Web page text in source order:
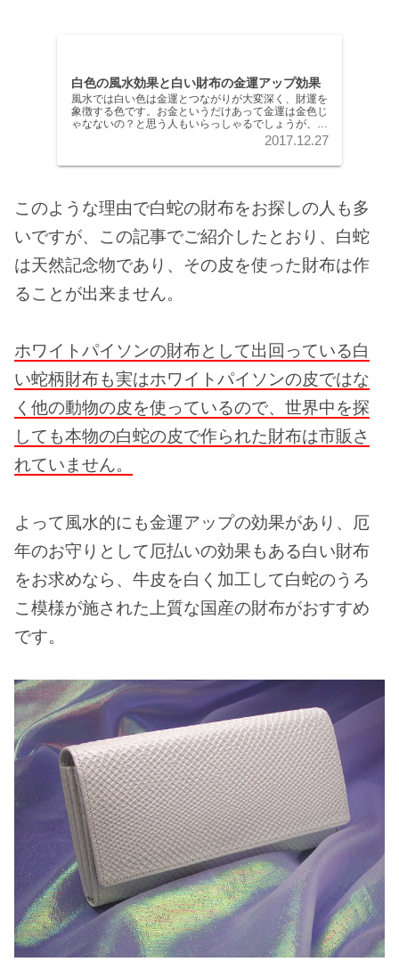
白色の風水効果と白い財布の金運アップ効果
風水では白い色は金運とつながりが大変深く、財運を
象徴する色です。お金というだけあって金運は金色じ
ゃなないの？と思う人もいらっしゃるでしょうが、特
に風水を重んじる中国では白色は金色に近い金運アッ
2017.12.27
このような理由で白蛇の財布をお探しの人も多
いですが、この記事でご紹介したとおり、白蛇
は天然記念物であり、その皮を使った財布は作
ることが出来ません。
ホワイトパイソンの財布として出回っている白
い蛇柄財布も実はホワイトパイソンの皮ではな
く他の動物の皮を使っているので、世界中を探
しても本物の白蛇の皮で作られた財布は市販さ
れていません。
よって風水的にも金運アップの効果があり、厄
年のお守りとして厄払いの効果もある白い財布
をお求めなら、牛皮を白く加工して白蛇のうろ
こ模様が施された上質な国産の財布がおすすめ
です。